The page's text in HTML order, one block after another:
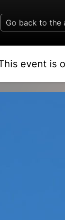
Go back to the
event is